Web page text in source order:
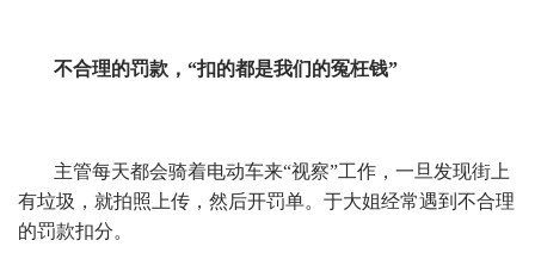
不合理的罚款，“扣的都是我们的冤枉钱”
主管每天都会骑着电动车来“视察”工作，一旦发现街上
有垃圾，就拍照上传，然后开罚单。于大姐经常遇到不合理
的罚款扣分。